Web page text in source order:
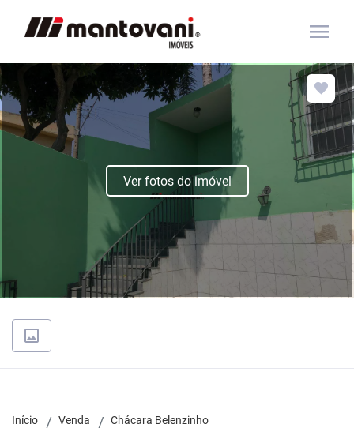
menu
Ver fotos do imóvel
Início Venda Chácara Belenzinho